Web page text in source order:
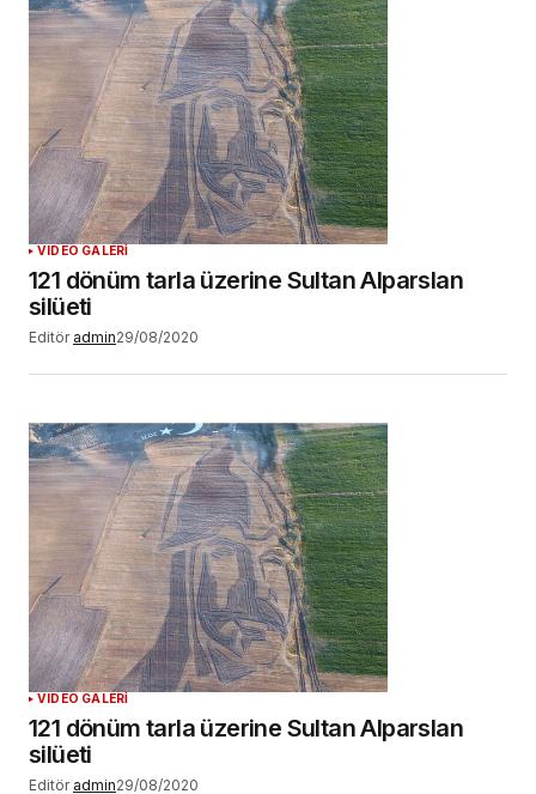
VIDEO GALERİ
121 dönüm tarla üzerine Sultan Alparslan
silüeti
Editör admin29/08/2020
VIDEO GALERİ
121 dönüm tarla üzerine Sultan Alparslan
silüeti
Editör admin29/08/2020